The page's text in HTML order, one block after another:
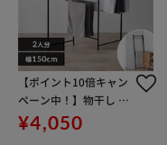
【ポイント10倍キャン
ペーン中！】物干し 室
内用 折りたたみ式 3連
OTM-150R ブラック 一
¥4,050